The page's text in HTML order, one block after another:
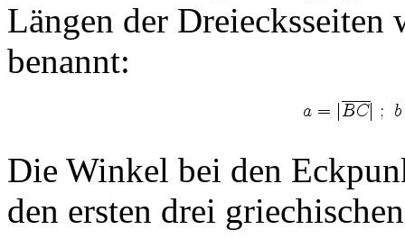
Längen der
benannt:
Die Winkel bei den
den ersten drei